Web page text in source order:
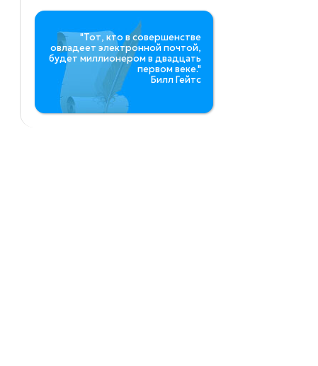
"Тот, кто в совершенстве
овладеет электронной почтой,
будет миллионером в двадцать
первом веке."
Билл Гейтс